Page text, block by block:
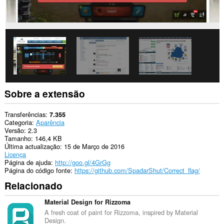
Sobre a extensão
Transferências 7.355
Categoria Aparência
Versão 2.3
Tamanho 146,4 KB
Última actualização 15 de Março de 2016
Licença
Página de ajuda http://goo.gl/4GrGg
Página do código fonte https://github.com/SpadarShut/Correct_flag/
Relacionado
Material Design for Rizzoma
A fresh coat of paint for Rizzoma, inspired by Material
Design.